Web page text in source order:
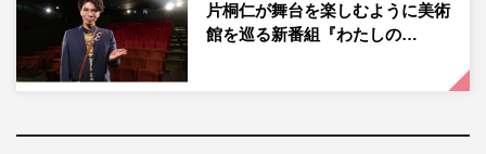
る。
10組はそれぞれ既にネタを作って片桐と稽古を始めていた
り、芸人仲間やリスナーから寄せられたネタを選んだり
片桐仁が舞台を楽しむように美術
館を巡る新番組『わたしの…